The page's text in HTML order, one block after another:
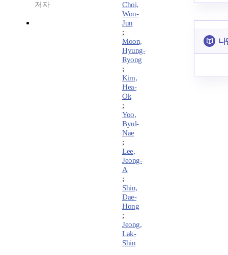
저자
Choi,
Won-
Jun
;
Moon,
Hyung-
Ryong
;
Kim,
Hea-
Ok
;
Yoo,
Byul-
Nae
;
Lee,
Jeong-
A
;
Shin,
Dae-
Hong
;
Jeong,
Lak-
Shin
나